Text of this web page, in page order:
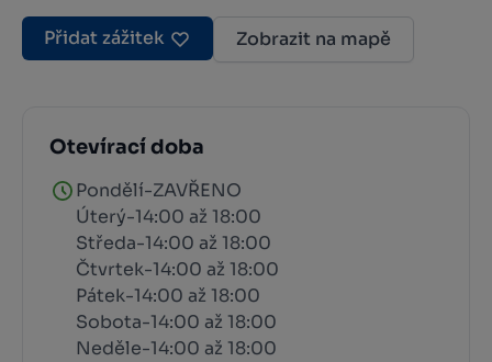
Přidat zážitek Zobrazit na mapě
Otevírací doba
Pondělí-ZAVŘENO
Úterý-14:00 až 18:00
Středa-14:00 až 18:00
Čtvrtek-14:00 až 18:00
Pátek-14:00 až 18:00
Sobota-14:00 až 18:00
Neděle-14:00 až 18:00